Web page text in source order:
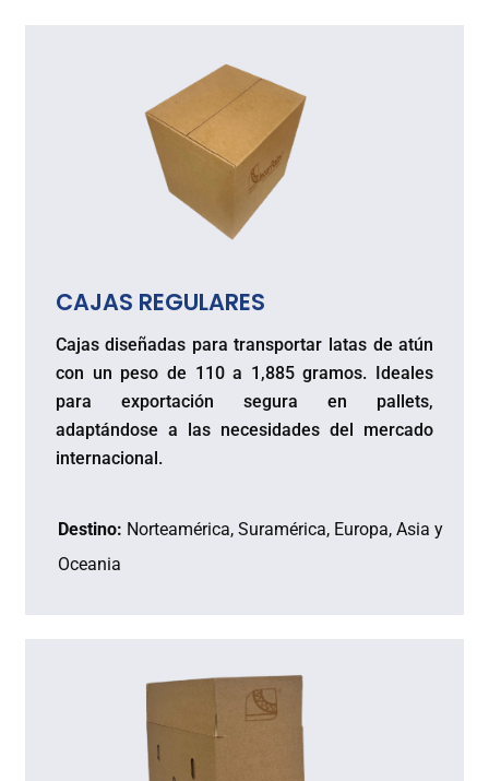
CAJAS REGULARES
Cajas diseñadas para transportar latas de atún
con un peso de 110 a 1,885 gramos. Ideales
para exportación segura en pallets,
adaptándose a las necesidades del mercado
internacional.
Destino: Norteamérica, Suramérica, Europa, Asia y
Oceania